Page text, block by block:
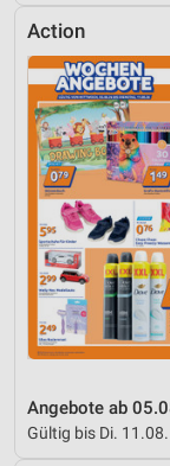
Action
Angebote ab
Gültig bis Di. 11.08.